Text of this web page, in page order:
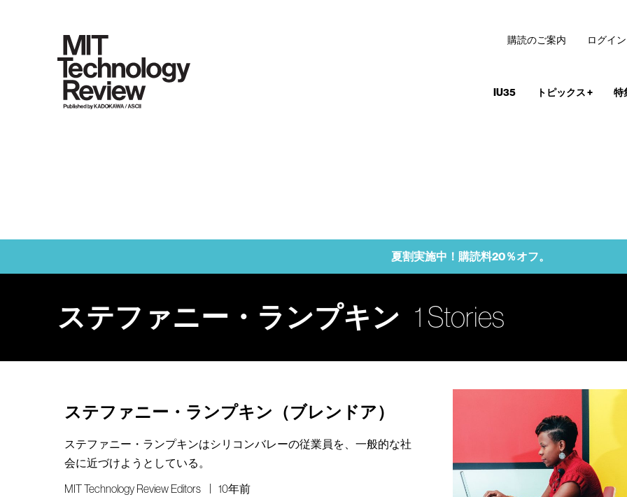
IU35 トピックス+ 特
購読のご案内 ログイン
夏割実施中！購読料20％オフ。
ステファニー・ランプキン 1 Stories
ステファニー・ランプキン（ブレンドア）
ステファニー・ランプキンはシリコンバレーの従業員を、一般的な社
会に近づけようとしている。
MIT Technology Review Editors 10年前